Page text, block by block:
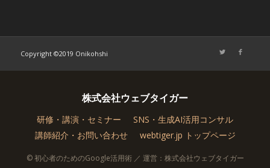
Copyright ©2019 Onikohshi
株式会社ウェブタイガー
研修・講演・セミナー
SNS・生成AI活用コンサル
講師紹介・お問い合わせ
webtiger.jp トップページ
© 初心者のためのGoogle活用術 ／ 運営：株式会社ウェブタイガー